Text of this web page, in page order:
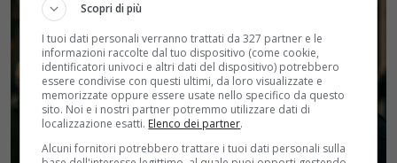
Scopri di più
I tuoi dati personali verranno trattati da 327 partner e le
informazioni raccolte dal tuo dispositivo (come cookie,
identificatori univoci e altri dati del dispositivo) potrebbero
essere condivise con questi ultimi, da loro visualizzate e
memorizzate oppure essere usate nello specifico da questo
sito. Noi e i nostri partner potremmo utilizzare dati di
localizzazione esatti. Elenco dei partner.
Alcuni fornitori potrebbero trattare i tuoi dati personali sulla